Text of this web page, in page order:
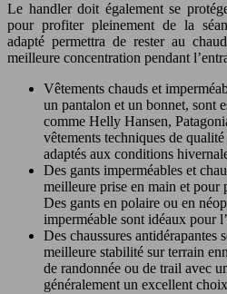
Le handler doit également se
pour profiter pleinement de la
adapté permettra de rester au
meilleure concentration pendant
Vêtements chauds et
un pantalon et un bonnet, sont
comme Helly Hansen,
vêtements techniques de
adaptés aux conditions
Des gants imperméables et
meilleure prise en main et pour
Des gants en polaire ou en
imperméable sont idéaux pour
Des chaussures antidérapantes
meilleure stabilité sur terrain
de randonnée ou de trail avec
généralement un excellent